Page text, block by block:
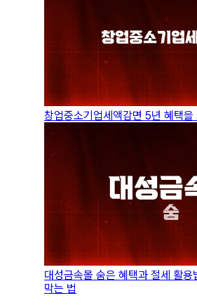
창업중소기업세액감면 5년 혜택을
대성금속몰 숨은 혜택과 절세 활용
막는 법